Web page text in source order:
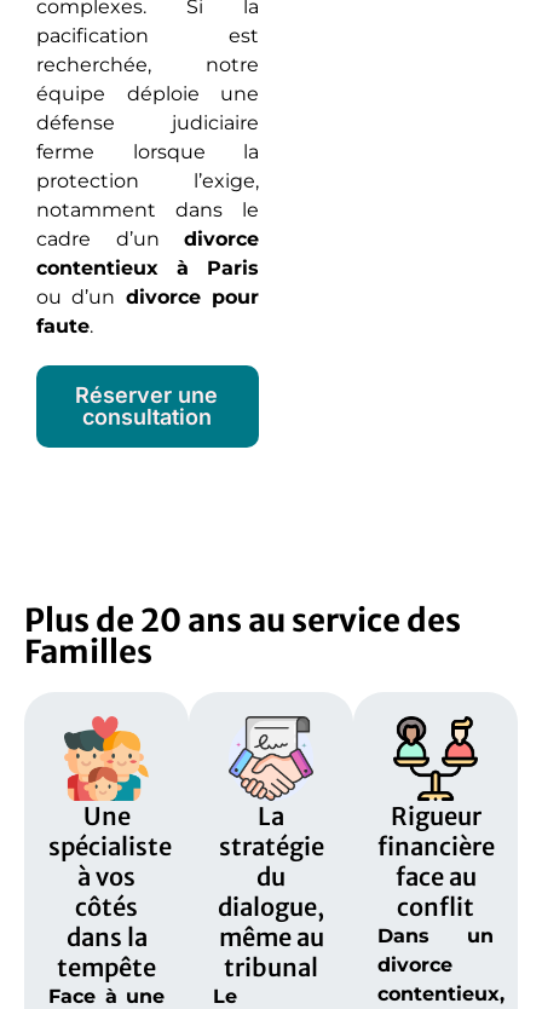
complexes. Si la
pacification est
recherchée, notre
équipe déploie une
défense judiciaire
ferme lorsque la
protection l’exige,
notamment dans le
cadre d’un divorce
contentieux à Paris
ou d’un divorce pour
faute.
Réserver une
consultation
Plus de 20 ans au service des
Familles
Une
spécialiste
à vos
côtés
dans la
tempête
Face à une
La
stratégie
du
dialogue,
même au
tribunal
Le
Rigueur
financière
face au
conflit
Dans un
divorce
contentieux,